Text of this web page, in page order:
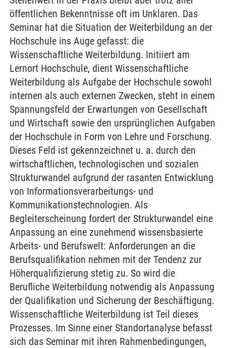
öffentlichen Bekenntnisse oft im Unklaren. Das
Seminar hat die Situation der Weiterbildung an der
Hochschule ins Auge gefasst: die
Wissenschaftliche Weiterbildung. Initiiert am
Lernort Hochschule, dient Wissenschaftliche
Weiterbildung als Aufgabe der Hochschule sowohl
internen als auch externen Zwecken, steht in einem
Spannungsfeld der Erwartungen von Gesellschaft
und Wirtschaft sowie den ursprünglichen Aufgaben
der Hochschule in Form von Lehre und Forschung.
Dieses Feld ist gekennzeichnet u. a. durch den
wirtschaftlichen, technologischen und sozialen
Strukturwandel aufgrund der rasanten Entwicklung
von Informationsverarbeitungs- und
Kommunikationstechnologien. Als
Begleiterscheinung fordert der Strukturwandel eine
Anpassung an eine zunehmend wissensbasierte
Arbeits- und Berufswelt: Anforderungen an die
Berufsqualifikation nehmen mit der Tendenz zur
Höherqualifizierung stetig zu. So wird die
Berufliche Weiterbildung notwendig als Anpassung
der Qualifikation und Sicherung der Beschäftigung.
Wissenschaftliche Weiterbildung ist Teil dieses
Prozesses. Im Sinne einer Standortanalyse befasst
sich das Seminar mit ihren Rahmenbedingungen,